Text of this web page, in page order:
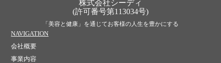
株式会社シーディ
(許可番号第113034号)
「美容と健康」を通じてお客様の人生を豊かにする
NAVIGATION
会社概要
事業内容